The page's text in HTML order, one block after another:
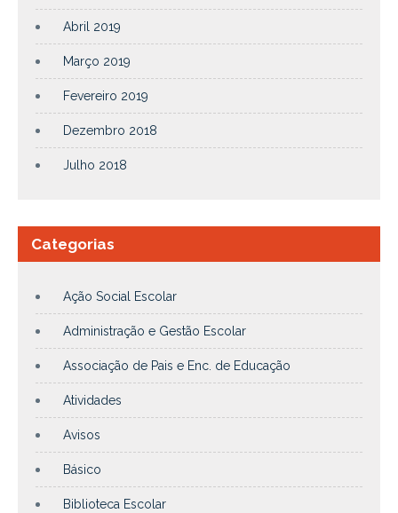
Abril 2019
Março 2019
Fevereiro 2019
Dezembro 2018
Julho 2018
Categorias
Ação Social Escolar
Administração e Gestão Escolar
Associação de Pais e Enc. de Educação
Atividades
Avisos
Básico
Biblioteca Escolar